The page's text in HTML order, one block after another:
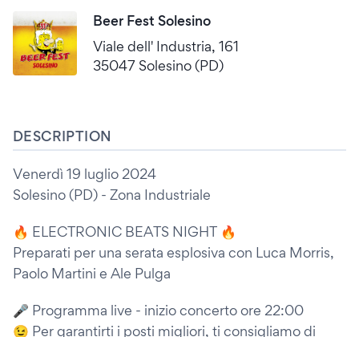
Beer Fest Solesino
Viale dell' Industria, 161
35047 Solesino (PD)
DESCRIPTION
Venerdì 19 luglio 2024
Solesino (PD) - Zona Industriale
🔥 ELECTRONIC BEATS NIGHT 🔥
Preparati per una serata esplosiva con Luca Morris,
Paolo Martini e Ale Pulga
🎤 Programma live - inizio concerto ore 22:00
😉 Per garantirti i posti migliori, ti consigliamo di